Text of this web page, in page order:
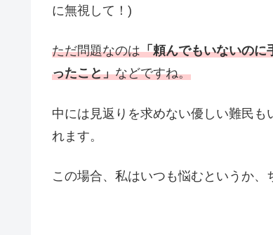
に無視して！)
ただ問題なのは「頼んでもいないのに
ったこと」などですね。
中には見返りを求めない優しい難民も
れます。
この場合、私はいつも悩むというか、